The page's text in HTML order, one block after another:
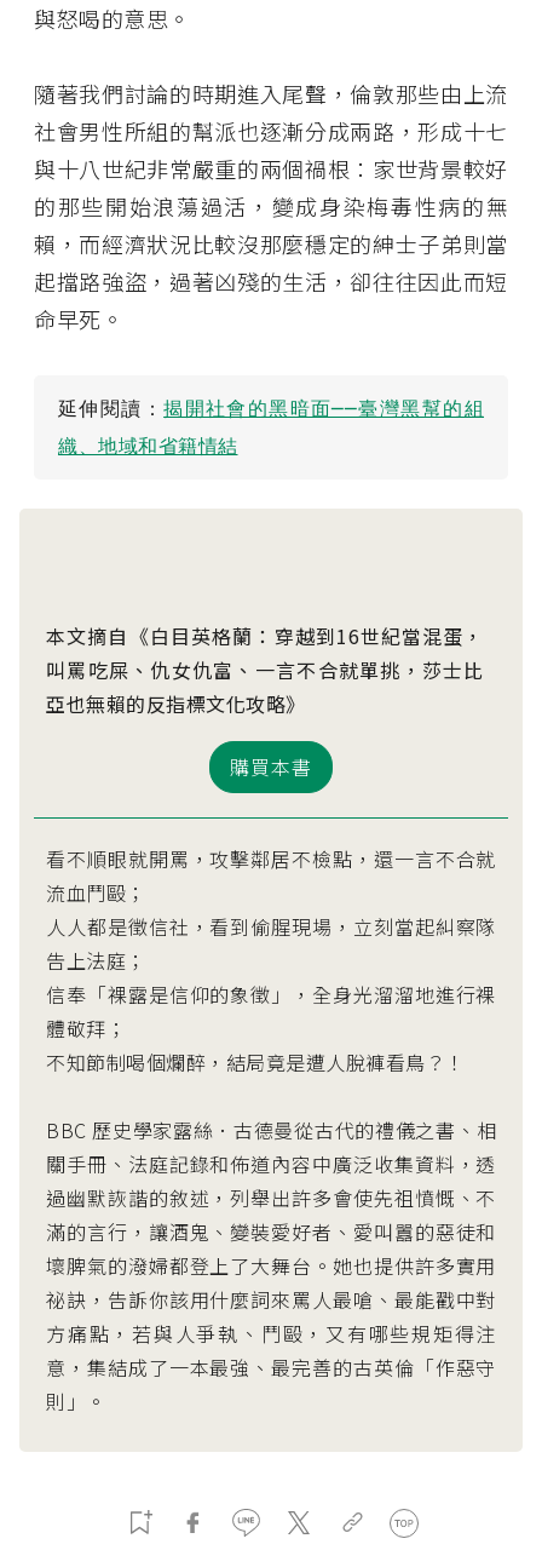
與怒喝的意思。
隨著我們討論的時期進入尾聲，倫敦那些由上流
社會男性所組的幫派也逐漸分成兩路，形成十七
與十八世紀非常嚴重的兩個禍根：家世背景較好
的那些開始浪蕩過活，變成身染梅毒性病的無
賴，而經濟狀況比較沒那麼穩定的紳士子弟則當
起擋路強盜，過著凶殘的生活，卻往往因此而短
命早死。
延伸閱讀：揭開社會的黑暗面──臺灣黑幫的組
織、地域和省籍情結
本文摘自《白目英格蘭：穿越到16世紀當混蛋，
叫罵吃屎、仇女仇富、一言不合就單挑，莎士比
亞也無賴的反指標文化攻略》
購買本書
看不順眼就開罵，攻擊鄰居不檢點，還一言不合就
流血鬥毆；
人人都是徵信社，看到偷腥現場，立刻當起糾察隊
告上法庭；
信奉「裸露是信仰的象徵」，全身光溜溜地進行裸
體敬拜；
不知節制喝個爛醉，結局竟是遭人脫褲看鳥？！
BBC 歷史學家露絲．古德曼從古代的禮儀之書、相
關手冊、法庭記錄和佈道內容中廣泛收集資料，透
過幽默詼諧的敘述，列舉出許多會使先祖憤慨、不
滿的言行，讓酒鬼、變裝愛好者、愛叫囂的惡徒和
壞脾氣的潑婦都登上了大舞台。她也提供許多實用
祕訣，告訴你該用什麼詞來罵人最嗆、最能戳中對
方痛點，若與人爭執、鬥毆，又有哪些規矩得注
意，集結成了一本最強、最完善的古英倫「作惡守
則」。